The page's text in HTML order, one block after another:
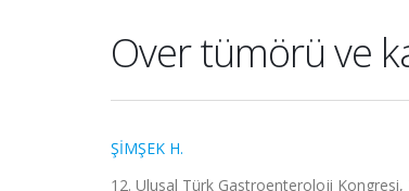
Over tümörü ve
ŞİMŞEK H.
12. Ulusal Türk Gastroenteroloji